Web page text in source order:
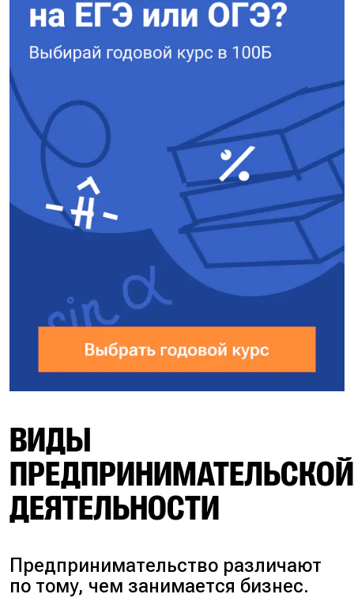
ВИДЫ
ПРЕДПРИНИМАТЕЛЬСКОЙ
ДЕЯТЕЛЬНОСТИ
Предпринимательство различают
по тому, чем занимается бизнес.